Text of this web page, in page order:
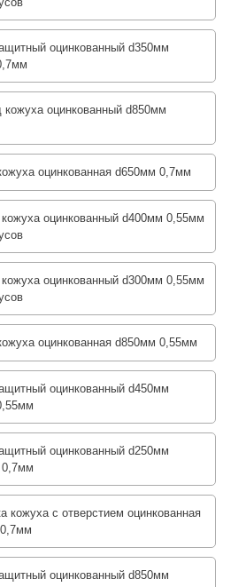
оцинкованный d350мм
кожуха оцинкованный d850мм
оцинкованная d650мм 0,7мм
кожуха оцинкованный d400мм 0,55мм
кожуха оцинкованный d300мм 0,55мм
оцинкованная d850мм 0,55мм
оцинкованный d450мм
оцинкованный d250мм
0,7мм
кожуха с отверстием оцинкованная
оцинкованный d850мм